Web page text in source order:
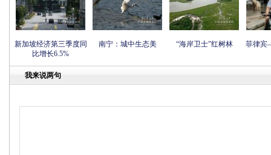
新加坡经济第三季度同
比增长6.5%
南宁：城中生态美 “海岸卫士”红树林 菲律宾
我来说两句